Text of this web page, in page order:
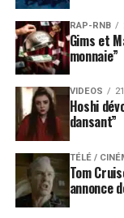
RAP-RNB
Gims et
monnaie”
VIDEOS
Hoshi
dansant”
TÉLÉ /
Tom
annonce